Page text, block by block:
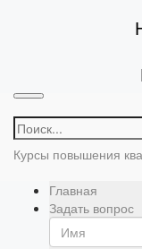
Курсы повышения
Главная
Задать вопрос